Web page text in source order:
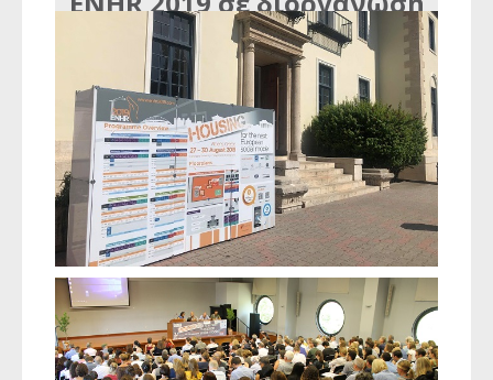
της εταιρείας CONVIN